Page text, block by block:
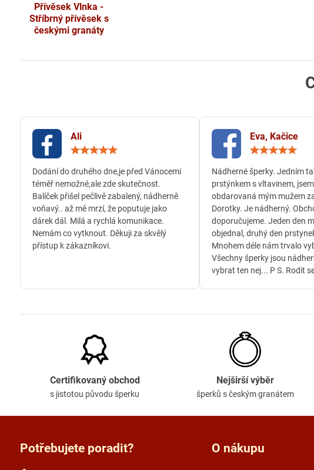
Přívěsek Vlnka -
Stříbrný přívěsek s
českými granáty
Ali
/
5
Dodání do druhého dne,je před Vánocemi
téměř nemožné,ale zde skutečnost.
Balíček přišel pečlivě zabalený, nádherně
voňavý.. až mě mrzí, že poputuje jako
dárek dál. Milá a rychlá komunikace.
Nemám co vytknout. Děkuji za skvělý
přístup k zákazníkovi.
Eva, Kačice
Nádherné šperky. Jedním
prstýnkem s vltavinem,
obdarovaná mým mužem
Dorotky. Je nádherný.
doporučujeme. Jeden den
objednal, druhý den
Mnohem déle nám trvalo
Všechny šperky jsou
vybrat ten nej... P S. Rodit
Certifikovaný obchod
s jistotou původu šperku
Nejširší výběr
šperků s českým granátem
Potřebujete poradit? O nákupu